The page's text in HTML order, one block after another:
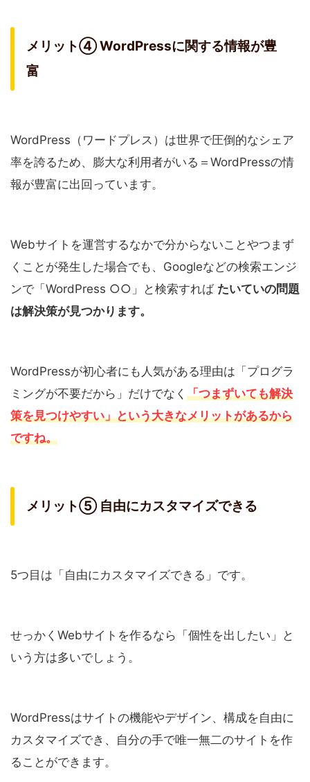
メリット④ WordPressに関する情報が豊
富
WordPress（ワードプレス）は世界で圧倒的なシェア
率を誇るため、膨大な利用者がいる＝WordPressの情
報が豊富に出回っています。
Webサイトを運営するなかで分からないことやつまず
くことが発生した場合でも、Googleなどの検索エンジ
ンで「WordPress ○○」と検索すれば たいていの問題
は解決策が見つかります。
WordPressが初心者にも人気がある理由は「プログラ
ミングが不要だから」だけでなく 「つまずいても解決
策を見つけやすい」という大きなメリットがあるから
ですね。
メリット⑤ 自由にカスタマイズできる
5つ目は「自由にカスタマイズできる」です。
せっかくWebサイトを作るなら「個性を出したい」と
いう方は多いでしょう。
WordPressはサイトの機能やデザイン、構成を自由に
カスタマイズでき、自分の手で唯一無二のサイトを作
ることができます。